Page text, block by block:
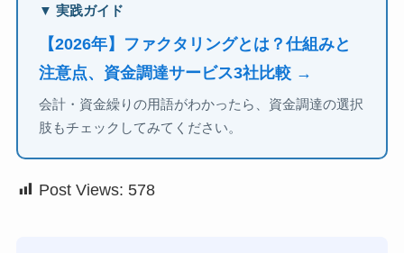
▼ 実践ガイド
【2026年】ファクタリングとは？仕組みと
注意点、資金調達サービス3社比較 →
会計・資金繰りの用語がわかったら、資金調達の選択
肢もチェックしてみてください。
Post Views: 578